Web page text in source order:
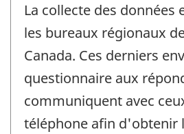
La collecte des données
les bureaux régionaux
Canada. Ces derniers
questionnaire aux
communiquent avec
téléphone afin d'obtenir